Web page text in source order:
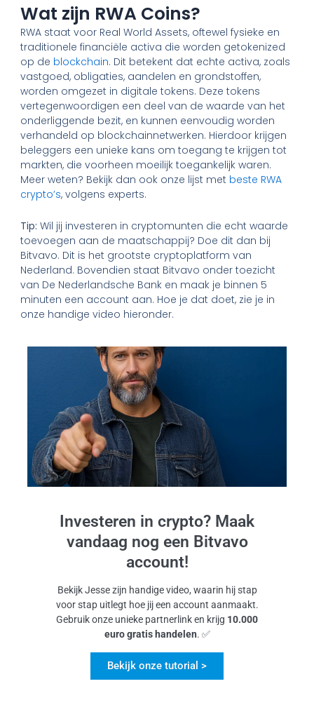
Wat zijn RWA Coins?
RWA staat voor Real World Assets, oftewel fysieke en
traditionele financiële activa die worden getokenized
op de blockchain. Dit betekent dat echte activa, zoals
vastgoed, obligaties, aandelen en grondstoffen,
worden omgezet in digitale tokens. Deze tokens
vertegenwoordigen een deel van de waarde van het
onderliggende bezit, en kunnen eenvoudig worden
verhandeld op blockchainnetwerken. Hierdoor krijgen
beleggers een unieke kans om toegang te krijgen tot
markten, die voorheen moeilijk toegankelijk waren.
Meer weten? Bekijk dan ook onze lijst met beste RWA
crypto’s, volgens experts.
Tip: Wil jij investeren in cryptomunten die echt waarde
toevoegen aan de maatschappij? Doe dit dan bij
Bitvavo. Dit is het grootste cryptoplatform van
Nederland. Bovendien staat Bitvavo onder toezicht
van De Nederlandsche Bank en maak je binnen 5
minuten een account aan. Hoe je dat doet, zie je in
onze handige video hieronder.
Investeren in crypto? Maak
vandaag nog een Bitvavo
account!
Bekijk Jesse zijn handige video, waarin hij stap
voor stap uitlegt hoe jij een account aanmaakt.
Gebruik onze unieke partnerlink en krijg 10.000
euro gratis handelen. ✅
Bekijk onze tutorial >